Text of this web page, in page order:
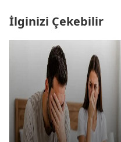
İlginizi Çekebilir